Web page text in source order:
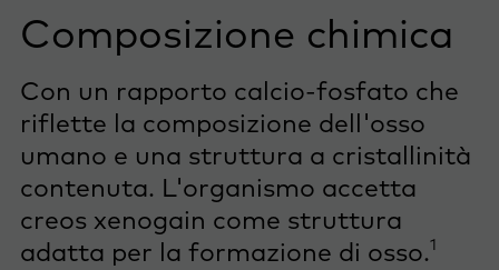
Composizione chimica
Con un rapporto calcio-fosfato che
riflette la composizione dell'osso
umano e una struttura a cristallinità
contenuta. L'organismo accetta
creos xenogain come struttura
adatta per la formazione di osso.1